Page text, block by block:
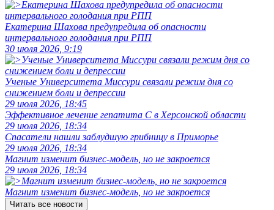
Екатерина Шахова предупредила об опасности
интервального голодания при РПП
30 июля 2026, 9:19
Ученые Университета Миссури связали режим дня со
снижением боли и депрессии
29 июля 2026, 18:45
Эффективное лечение гепатита C в Херсонской области
29 июля 2026, 18:34
Спасатели нашли заблудшую грибницу в Приморье
29 июля 2026, 18:34
Магнит изменит бизнес-модель, но не закроется
29 июля 2026, 18:34
Магнит изменит бизнес-модель, но не закроется
Читать все новости